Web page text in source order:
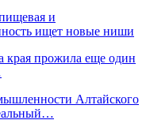
и
ищет новые ниши
прожила еще один
Алтайского